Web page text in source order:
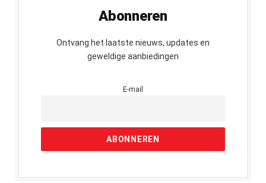
Abonneren
Ontvang het laatste nieuws, updates en
geweldige aanbiedingen
E-mail